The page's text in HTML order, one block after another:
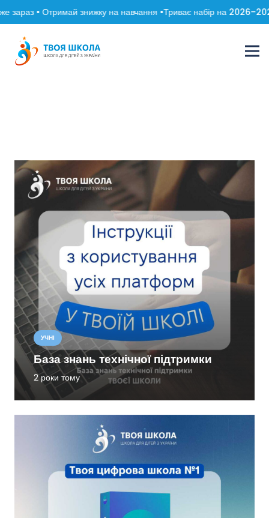
• Отримай знижку на навчання •Триває набір на 2026–2027
УЧНІ
База знань технічної підтримки
2 роки тому